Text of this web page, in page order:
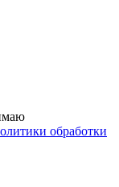
обработки